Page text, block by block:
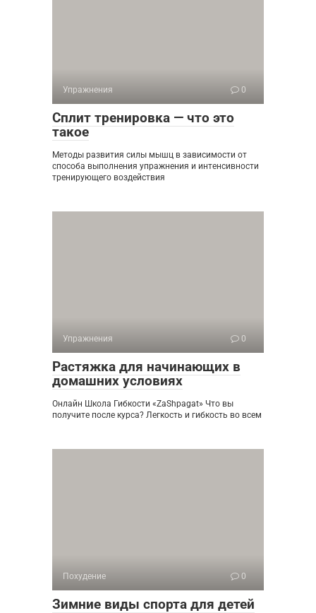
Упражнения 0
Сплит тренировка — что это
такое
Методы развития силы мышц в зависимости от
способа выполнения упражнения и интенсивности
тренирующего воздействия
Упражнения 0
Растяжка для начинающих в
домашних условиях
Онлайн Школа Гибкости «ZaShpagat» Что вы
получите после курса? Легкость и гибкость во всем
Похудение 0
Зимние виды спорта для детей